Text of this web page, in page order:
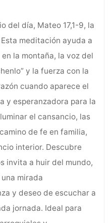
del día, Mateo 17,1-9, la
meditación ayuda a
la montaña, la voz del
y la fuerza con la
cuando aparece el
y esperanzadora para la
el cansancio, las
de fe en familia,
interior. Descubre
invita a huir del mundo,
mirada
y deseo de escuchar a
jornada. Ideal para